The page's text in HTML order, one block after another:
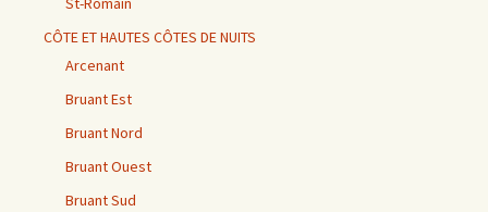
CÔTE ET HAUTES CÔTES DE NUITS
Arcenant
Bruant Est
Bruant Nord
Bruant Ouest
Bruant Sud